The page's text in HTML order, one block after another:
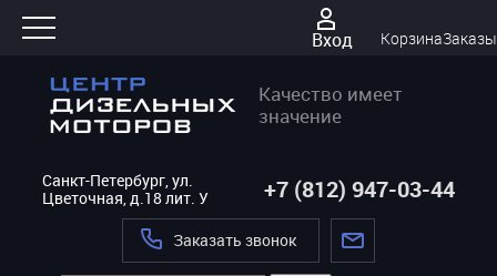
Вход КорзинаЗаказы
Качество имеет
значение
Санкт-Петербург, ул.
Цветочная, д.18 лит. У
+7 (812) 947-03-44
Заказать звонок